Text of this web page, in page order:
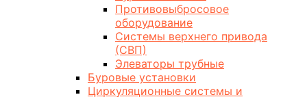
Противовыбросовое
оборудование
Системы верхнего привода
(СВП)
Элеваторы трубные
Буровые установки
Циркуляционные системы и